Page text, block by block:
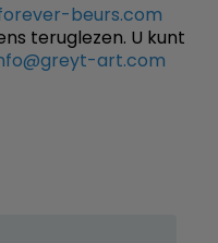
beurs.com
teruglezen. U kunt
art.com